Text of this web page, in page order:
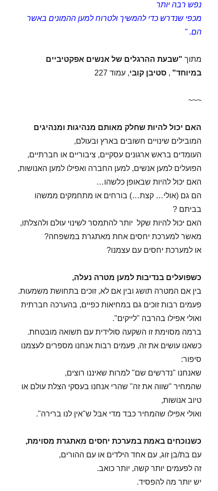
נפש רבה יותר
מכפי שנדרש כדי להמשיך ולטרוח למען ההמונים באשר
הם. "
מתוך "שבעת ההרגלים של אנשים אפקטיביים
במיוחד" ,סטיבן קובי, עמוד 227
~~~
האם יכול להיות שחלק מאותם מנהיגות ומנהיגים
המובילים שינויים חשובים בארץ ובעולם,
העומדים בראש ארגונים עסקיים, ציבוריים או חברתיים,
הפועלים למען אנשים, למען החברה ואפילו למען האנושות,
האם יכול להיות שבאופן כלשהו…
הם גם (אולי… קצת…) בורחים או מתחמקים ממשהו
בביתם ?
האם יכול להיות שקל יותר להתמסר לשינוי עולם ולהצלתו,
מאשר למערכת יחסים אחת מאתגרת במשפחה?
או למערכת יחסים עם עצמנו?
כשפועלים בנדיבות למען מטרה נעלה,
בין אם המטרה תושג ובין אם לא, זוכים בתחושת משמעות.
פעמים רבות זוכים גם במחיאות כפיים, בהערכה חברתית
ואולי אפילו בהרבה "לייקים".
ברמה מסוימת זו השקעה סולידית עם תשואה מובטחת.
כשאנו עושים את זה, פעמים רבות אנחנו מספרים לעצמנו
סיפור:
שאנחנו "נדרשים שם" למרות שאיננו רוצים,
שהמחיר "שווה את זה" שהרי אנחנו בעסקי הצלת עולם או
טיוב אנושות,
ואולי אפילו שהמחיר כבד מדי אבל ש"אין לנו ברירה".
כשנוכחים באמת במערכת יחסים מאתגרת מסוימת,
עם בת/בן זוג, עם אחד הילדים או עם ההורים,
זה לפעמים יותר קשה, יותר כואב.
יש יותר מה להפסיד.